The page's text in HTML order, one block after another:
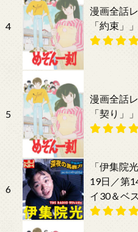
4
漫画全話
「約束」」
5
漫画全話
「契り」」
6
「伊集院
19日／第
イ30＆ベ